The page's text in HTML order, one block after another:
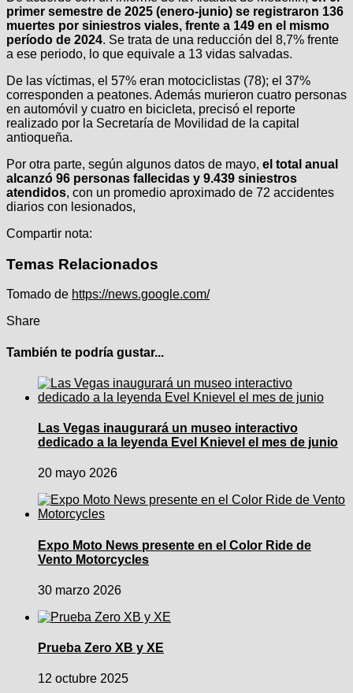
primer semestre de 2025 (enero-junio) se registraron 136
muertes por siniestros viales, frente a 149 en el mismo
período de 2024. Se trata de una reducción del 8,7% frente
a ese periodo, lo que equivale a 13 vidas salvadas.
De las víctimas, el 57% eran motociclistas (78); el 37%
corresponden a peatones. Además murieron cuatro personas
en automóvil y cuatro en bicicleta, precisó el reporte
realizado por la Secretaría de Movilidad de la capital
antioqueña.
Por otra parte, según algunos datos de mayo, el total anual
alcanzó 96 personas fallecidas y 9.439 siniestros
atendidos, con un promedio aproximado de 72 accidentes
diarios con lesionados,
Compartir nota:
Temas Relacionados
Tomado de https://news.google.com/
Share
También te podría gustar...
Las Vegas inaugurará un museo interactivo
dedicado a la leyenda Evel Knievel el mes de junio
20 mayo 2026
Expo Moto News presente en el Color Ride de
Vento Motorcycles
30 marzo 2026
Prueba Zero XB y XE
12 octubre 2025